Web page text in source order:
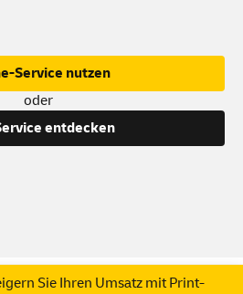
Service nutzen
oder
entdecken
Sie Ihren Umsatz mit Print-